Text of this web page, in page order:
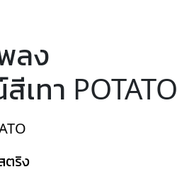
ลง
เทา POTATO
ตริง